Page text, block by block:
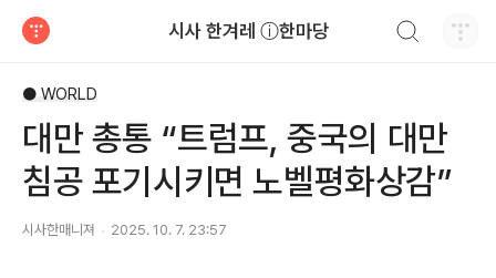
시사 한겨레 ⓘ한마당
● WORLD
대만 총통 “트럼프, 중국의 대만
침공 포기시키면 노벨평화상감”
시사한매니져 2025. 10. 7. 23:57